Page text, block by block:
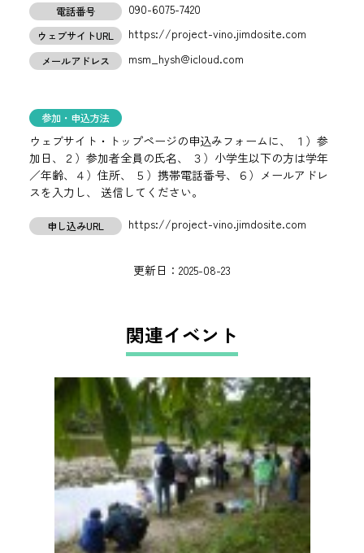
電話番号 090-6075-7420
ウェブサイトURL https://project-vino.jimdosite.com
メールアドレス msm_hysh@icloud.com
参加・申込方法
ウェブサイト・トップページの申込みフォームに、 １）参
加日、２）参加者全員の氏名、 ３）小学生以下の方は学年
／年齢、４）住所、 ５）携帯電話番号、６）メールアドレ
スを入力し、 送信してください。
申し込みURL https://project-vino.jimdosite.com
更新日： 2025-08-23
関連イベント